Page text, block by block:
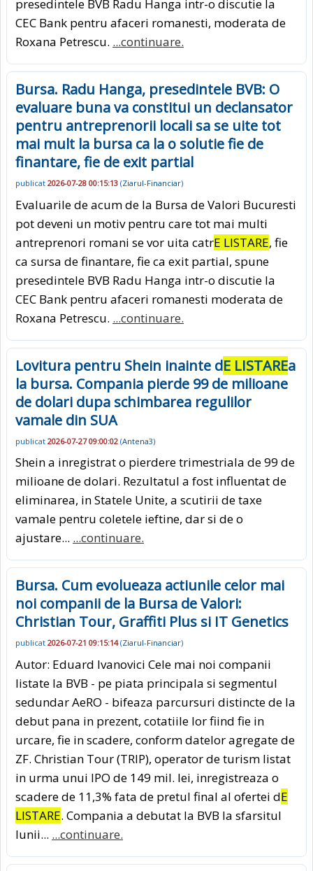
presedintele BVB Radu Hanga intr-o discutie la
CEC Bank pentru afaceri romanesti, moderata de
Roxana Petrescu. ...continuare.
Bursa. Radu Hanga, presedintele BVB: O
evaluare buna va constitui un declansator
pentru antreprenorii locali sa se uite tot
mai mult la bursa ca la o solutie fie de
finantare, fie de exit partial
publicat 2026-07-28 00:15:13 (Ziarul-Financiar)
Evaluarile de acum de la Bursa de Valori Bucuresti
pot deveni un motiv pentru care tot mai multi
antreprenori romani se vor uita catrE LISTARE, fie
ca sursa de finantare, fie ca exit partial, spune
presedintele BVB Radu Hanga intr-o discutie la
CEC Bank pentru afaceri romanesti moderata de
Roxana Petrescu. ...continuare.
Lovitura pentru Shein inainte dE LISTAREa
la bursa. Compania pierde 99 de milioane
de dolari dupa schimbarea regulilor
vamale din SUA
publicat 2026-07-27 09:00:02 (Antena3)
Shein a inregistrat o pierdere trimestriala de 99 de
milioane de dolari. Rezultatul a fost influentat de
eliminarea, in Statele Unite, a scutirii de taxe
vamale pentru coletele ieftine, dar si de o
ajustare... ...continuare.
Bursa. Cum evolueaza actiunile celor mai
noi companii de la Bursa de Valori:
Christian Tour, Graffiti Plus si IT Genetics
publicat 2026-07-21 09:15:14(Ziarul-Financiar)
Autor: Eduard Ivanovici Cele mai noi companii
listate la BVB - pe piata principala si segmentul
sedundar AeRO - bifeaza parcursuri distincte de la
debut pana in prezent, cotatiile lor fiind fie in
urcare, fie in scadere, conform datelor agregate de
ZF. Christian Tour (TRIP), operator de turism listat
in urma unui IPO de 149 mil. lei, inregistreaza o
scadere de 11,3% fata de pretul final al ofertei dE
LISTARE. Compania a debutat la BVB la sfarsitul
lunii... ...continuare.